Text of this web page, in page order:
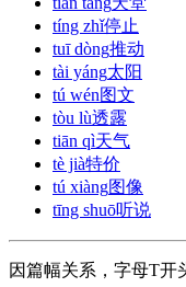
tíng zhǐ停止
tuī dòng推动
tài yáng太阳
tú wén图文
tòu lù透露
tiān qì天气
tè jià特价
tú xiàng图像
tīng shuō听说
因篇幅关系，字母T开